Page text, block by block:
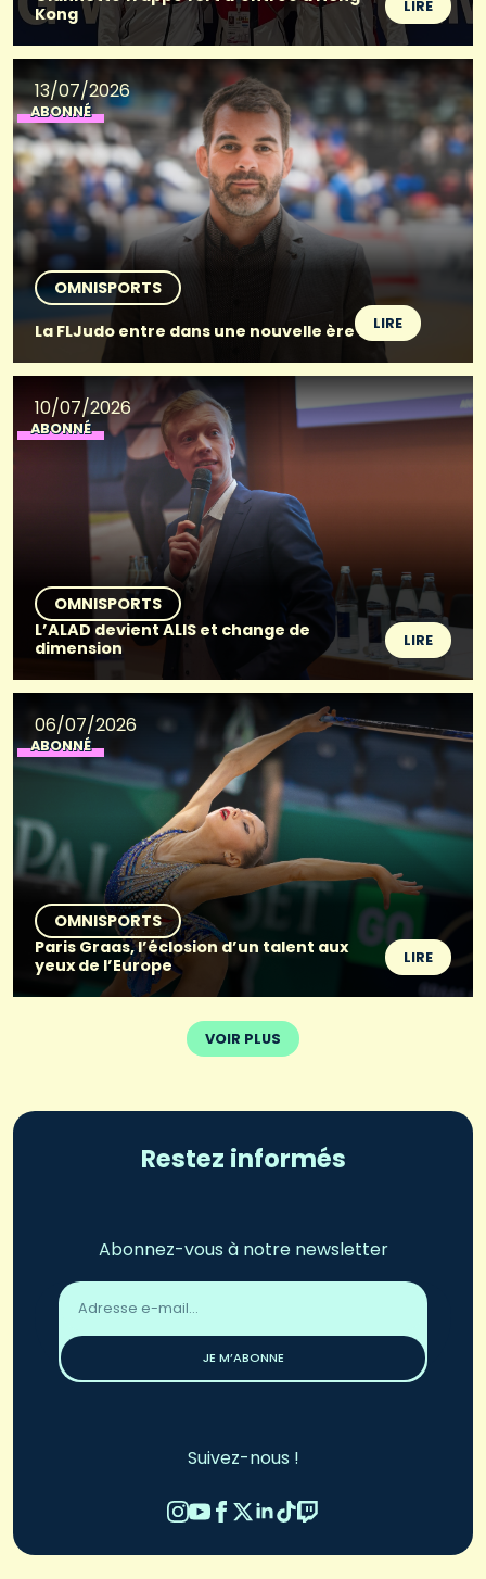
Kong
LIRE
13/07/2026
ABONNÉ
OMNISPORTS
La FLJudo entre dans une nouvelle ère
LIRE
10/07/2026
ABONNÉ
OMNISPORTS
L’ALAD devient ALIS et change de
dimension
LIRE
06/07/2026
ABONNÉ
OMNISPORTS
Paris Graas, l’éclosion d’un talent aux
yeux de l’Europe
LIRE
VOIR PLUS
Restez informés
Abonnez-vous à notre newsletter
Adresse
email
JE M’ABONNE
Suivez-nous !